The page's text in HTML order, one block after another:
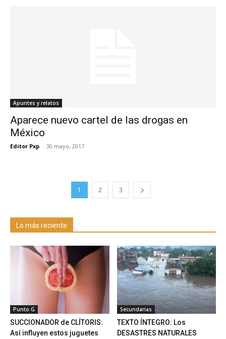
Apuntes y relatos
Aparece nuevo cartel de las drogas en
México
Editor Pxp - 30 mayo, 2017
1 2 3
Lo más reciente
Punto G
SUCCIONADOR de CLÍTORIS:
Así influyen estos juguetes
Secundarias
TEXTO ÍNTEGRO: Los
DESASTRES NATURALES